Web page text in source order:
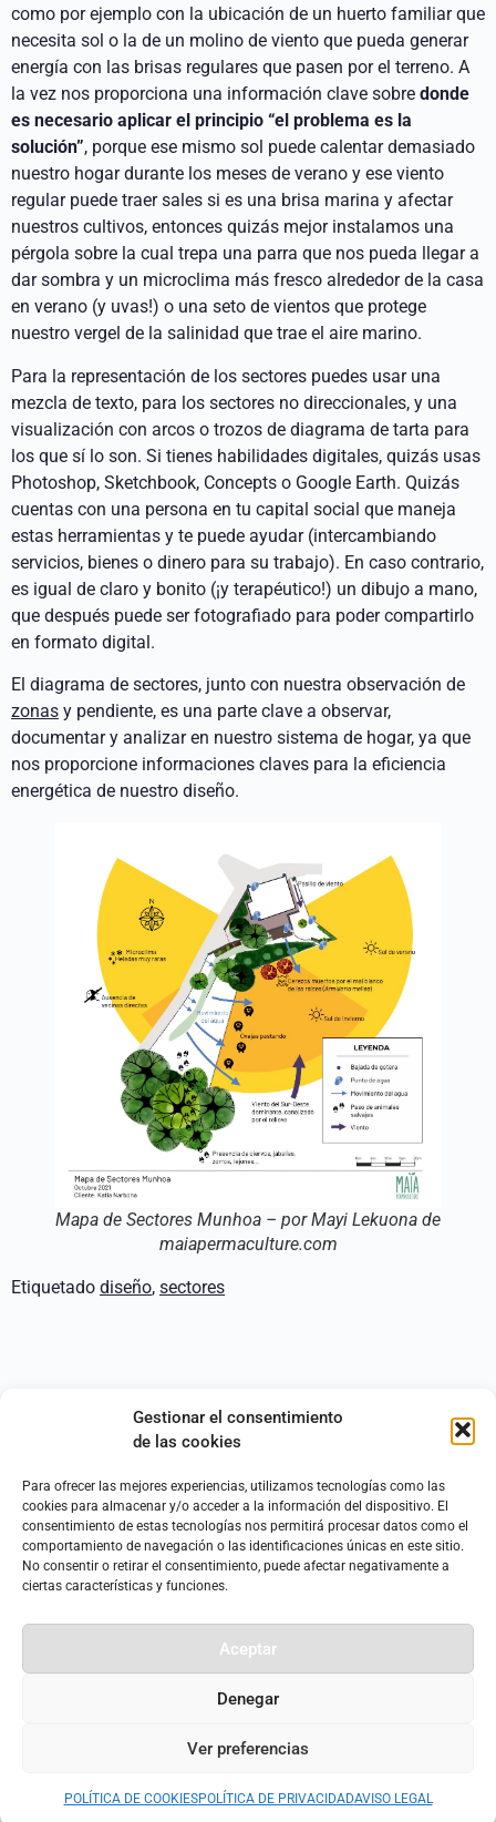
Gestionar el consentimiento
de las cookies
Para ofrecer las mejores experiencias, utilizamos tecnologías como las
cookies para almacenar y/o acceder a la información del dispositivo. El
consentimiento de estas tecnologías nos permitirá procesar datos como el
comportamiento de navegación o las identificaciones únicas en este sitio.
No consentir o retirar el consentimiento, puede afectar negativamente a
ciertas características y funciones.
Aceptar
Denegar
Ver preferencias
POLÍTICA DE COOKIESPOLÍTICA DE PRIVACIDADAVISO LEGAL
como por ejemplo con la ubicación de un huerto familiar que
necesita sol o la de un molino de viento que pueda generar
energía con las brisas regulares que pasen por el terreno. A
la vez nos proporciona una información clave sobre donde
es necesario aplicar el principio “el problema es la
solución”, porque ese mismo sol puede calentar demasiado
nuestro hogar durante los meses de verano y ese viento
regular puede traer sales si es una brisa marina y afectar
nuestros cultivos, entonces quizás mejor instalamos una
pérgola sobre la cual trepa una parra que nos pueda llegar a
dar sombra y un microclima más fresco alrededor de la casa
en verano (y uvas!) o una seto de vientos que protege
nuestro vergel de la salinidad que trae el aire marino.
Para la representación de los sectores puedes usar una
mezcla de texto, para los sectores no direccionales, y una
visualización con arcos o trozos de diagrama de tarta para
los que sí lo son. Si tienes habilidades digitales, quizás usas
Photoshop, Sketchbook, Concepts o Google Earth. Quizás
cuentas con una persona en tu capital social que maneja
estas herramientas y te puede ayudar (intercambiando
servicios, bienes o dinero para su trabajo). En caso contrario,
es igual de claro y bonito (¡y terapéutico!) un dibujo a mano,
que después puede ser fotografiado para poder compartirlo
en formato digital.
El diagrama de sectores, junto con nuestra observación de
zonas y pendiente, es una parte clave a observar,
documentar y analizar en nuestro sistema de hogar, ya que
nos proporcione informaciones claves para la eficiencia
energética de nuestro diseño.
Mapa de Sectores Munhoa – por Mayi Lekuona de
maiapermaculture.com
Etiquetado diseño, sectores
0COMMENTS